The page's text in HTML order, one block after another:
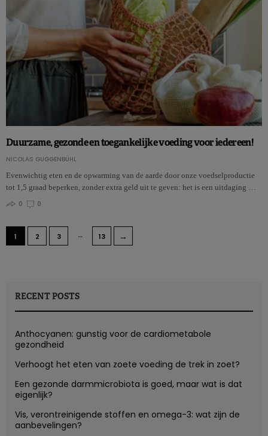
Duurzame, gezonde en toegankelijke voeding voor iedereen!
NICOLAS GUGGENBÜHL
Evenwichtig eten en de opwarming van de aarde door onze voedselproductie
tot 1,5 graad beperken, zonder extra geld uit te geven: het is een uitdaging …
0
0
1 2 3 … 13 →
RECENT POSTS
Anthocyanen: gunstig voor de cardiometabole
gezondheid
Verhoogt het eten van zoete voeding de trek in zoet?
Een gezonde darmmicrobiota is goed, maar wat is dat
eigenlijk?
Vis, verontreinigende stoffen en omega-3: wat zijn de
aanbevelingen?